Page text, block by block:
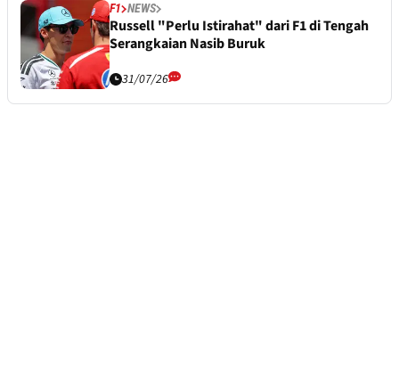
F1 NEWS
Russell "Perlu Istirahat" dari F1 di Tengah
Serangkaian Nasib Buruk
31/07/26